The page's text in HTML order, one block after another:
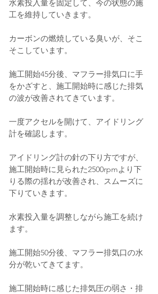
水素投入量を固定して、今の状態の施
工を維持していきます。
カーボンの燃焼している臭いが、そこ
そこしています。
施工開始45分後、マフラー排気口に手
をかざすと、施工開始時に感じた排気
の波が改善されてきています。
一度アクセルを開けて、アイドリング
計を確認します。
アイドリング計の針の下り方ですが、
施工開始時に見られた2500rpmより下
りる際の揺れが改善され、スムーズに
下りていきます。
水素投入量を調整しながら施工を続け
ます。
施工開始50分後、マフラー排気口の水
分が乾いてきてます。
施工開始時に感じた排気圧の弱さ・排